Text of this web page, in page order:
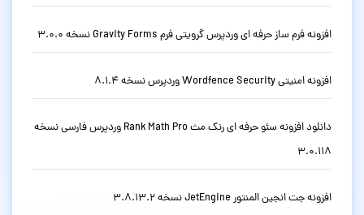
افزونه فرم ساز حرفه ای وردپرس گرویتی فرم Gravity Forms نسخه 3.0.0
افزونه امنیتی Wordfence Security وردپرس نسخه 8.1.4
دانلود افزونه سئو حرفه ای رنک مث Rank Math Pro وردپرس فارسی نسخه
3.0.118
افزونه جت انجین المنتور JetEngine نسخه 3.8.13.2